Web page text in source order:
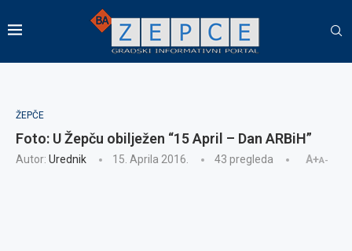
ŽEPČE
Foto: U Žepču obilježen “15 April – Dan ARBiH”
Autor: Urednik 15. Aprila 2016. 43 pregleda A+A-